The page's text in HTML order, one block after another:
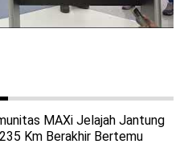
MAXi Jelajah Jantung
Km Berakhir Bertemu